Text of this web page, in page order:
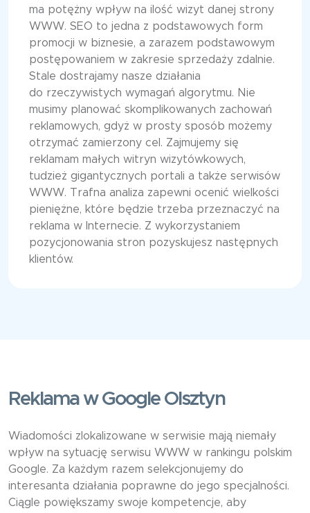
ma potężny wpływ na ilość wizyt danej strony
WWW. SEO to jedna z podstawowych form
promocji w biznesie, a zarazem podstawowym
postępowaniem w zakresie sprzedaży zdalnie.
Stale dostrajamy nasze działania
do rzeczywistych wymagań algorytmu. Nie
musimy planować skomplikowanych zachowań
reklamowych, gdyż w prosty sposób możemy
otrzymać zamierzony cel. Zajmujemy się
reklamam małych witryn wizytówkowych,
tudzież gigantycznych portali a także serwisów
WWW. Trafna analiza zapewni ocenić wielkości
pieniężne, które będzie trzeba przeznaczyć na
reklama w Internecie. Z wykorzystaniem
pozycjonowania stron pozyskujesz następnych
klientów.
Reklama w Google Olsztyn
Wiadomości zlokalizowane w serwisie mają niemały
wpływ na sytuację serwisu WWW w rankingu polskim
Google. Za każdym razem selekcjonujemy do
interesanta działania poprawne do jego specjalności.
Ciągle powiększamy swoje kompetencje, aby